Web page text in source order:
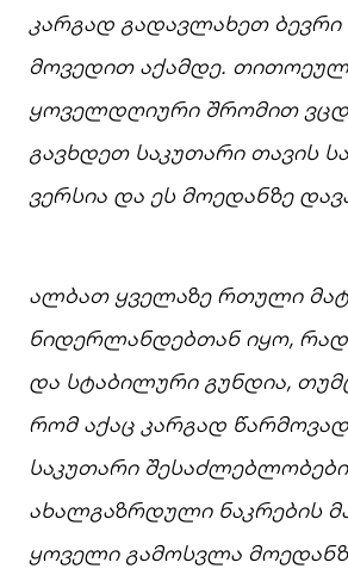
კარგად გადავლახეთ ბევრი
მოვედით აქამდე.
ყოველდღიური შრომით
გავხდეთ საკუთარი თავის
ვერსია და ეს მოედანზე
ალბათ ყველაზე რთული
ნიდერლანდებთანიყო,
და სტაბილური გუნდია,
რომ აქაც კარგად
საკუთარი
ახალგაზრდული ნაკრების
ყოველი გამოსვლა